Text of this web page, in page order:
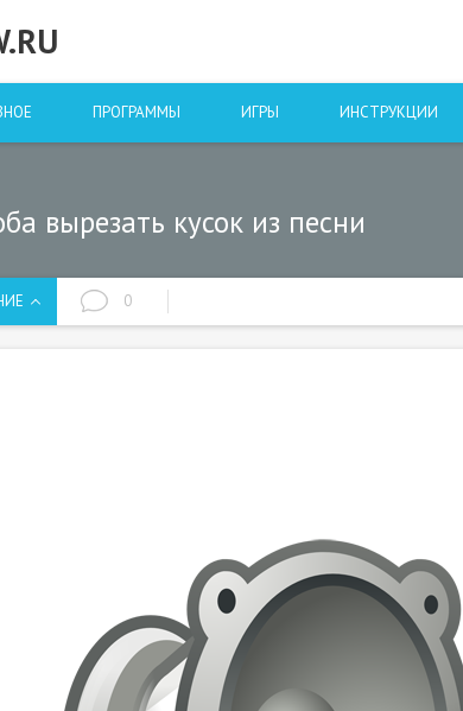
ПРОГРАММЫ ИГРЫ ИНСТРУКЦИИ
вырезать кусок из песни
0